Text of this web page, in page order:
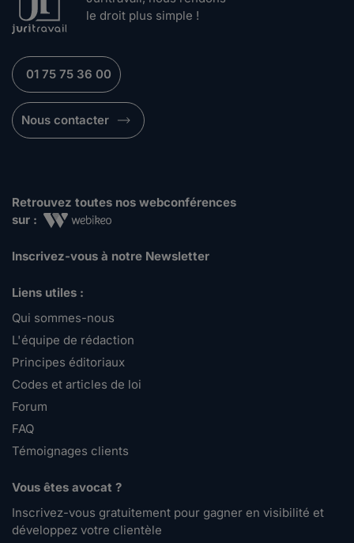
le droit plus simple !
01 75 75 36 00
Nous contacter
Retrouvez toutes nos webconférences
sur :
Inscrivez-vous à notre Newsletter
Liens utiles :
Qui sommes-nous
L'équipe de rédaction
Principes éditoriaux
Codes et articles de loi
Forum
FAQ
Témoignages clients
Vous êtes avocat ?
Inscrivez-vous gratuitement pour gagner en visibilité et
développez votre clientèle